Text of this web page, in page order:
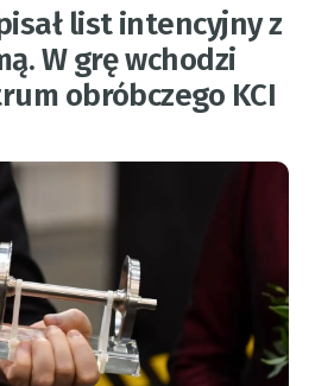
list intencyjny z
W grę wchodzi
obróbczego KCI